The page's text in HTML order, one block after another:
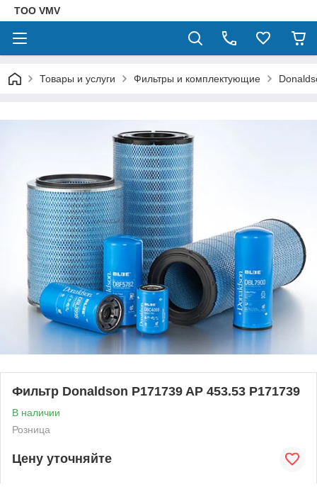
ТОО VMV
Товары и услуги Фильтры и комплектующие
Фильтр Donaldson P171739 AP 453.53 P171739
В наличии
Розница
Цену уточняйте